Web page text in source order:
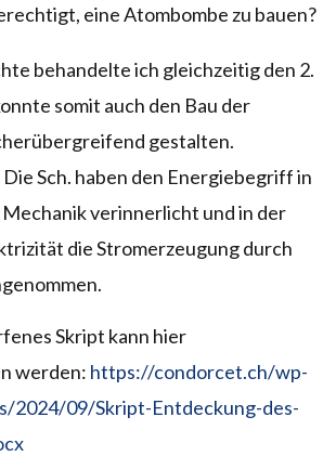
eine Atombombe zu bauen?
behandelte ich gleichzeitig den 2.
somit auch den Bau der
gestalten.
Sch. haben den Energiebegriff in
verinnerlicht und in der
die Stromerzeugung durch
Skript kann hier
werden: https://condorcet.ch/wp-
2024/09/Skript-Entdeckung-des-